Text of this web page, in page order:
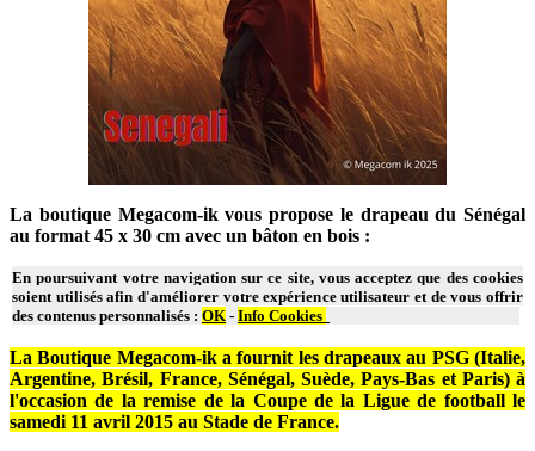
La boutique Megacom-ik vous propose le drapeau du Sénégal
au format 45 x 30 cm avec un bâton en bois :
En poursuivant votre navigation sur ce site, vous acceptez que des cookies
soient utilisés afin d'améliorer votre expérience utilisateur et de vous offrir
des contenus personnalisés : OK - Info Cookies
La Boutique Megacom-ik a fournit les drapeaux au PSG (Italie,
Argentine, Brésil, France, Sénégal, Suède, Pays-Bas et Paris) à
l'occasion de la remise de la Coupe de la Ligue de football le
samedi 11 avril 2015 au Stade de France.